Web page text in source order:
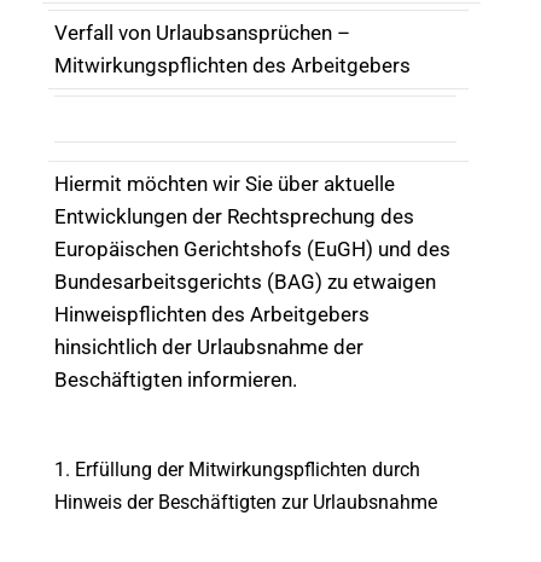
Verfall von Urlaubsansprüchen –
Mitwirkungspflichten des Arbeitgebers
Hiermit möchten wir Sie über aktuelle
Entwicklungen der Rechtsprechung des
Europäischen Gerichtshofs (EuGH) und des
Bundesarbeitsgerichts (BAG) zu etwaigen
Hinweispflichten des Arbeitgebers
hinsichtlich der Urlaubsnahme der
Beschäftigten informieren.
1. Erfüllung der Mitwirkungspflichten durch
Hinweis der Beschäftigten zur Urlaubsnahme